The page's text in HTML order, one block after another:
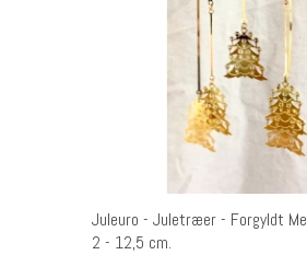
Juleuro - Juletræer - Forgyldt
2 - 12,5 cm.